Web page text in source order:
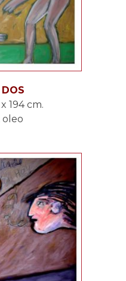
194 cm.
oleo